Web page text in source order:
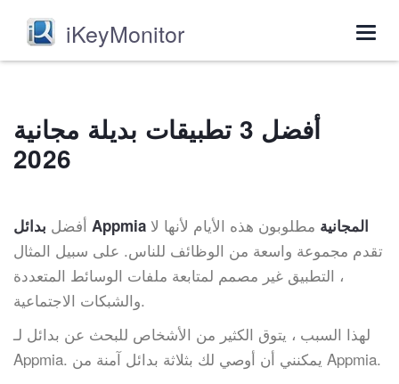
iKeyMonitor
أفضل 3 تطبيقات بديلة مجانية
2026
أفضل بدائل Appmia المجانية مطلوبون هذه الأيام لأنها لا
تقدم مجموعة واسعة من الوظائف للناس. على سبيل المثال
، التطبيق غير مصمم لمتابعة ملفات الوسائط المتعددة
والشبكات الاجتماعية.
لهذا السبب ، يتوق الكثير من الأشخاص للبحث عن بدائل لـ
Appmia. يمكنني أن أوصي لك بثلاثة بدائل آمنة من Appmia.